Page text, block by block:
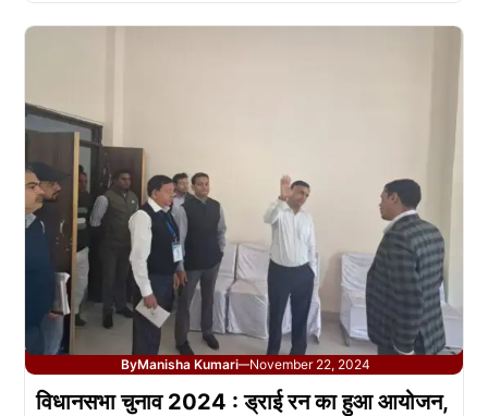
ByManisha Kumari—November 22, 2024
विधानसभा चुनाव 2024 : ड्राई रन का हुआ आयोजन,